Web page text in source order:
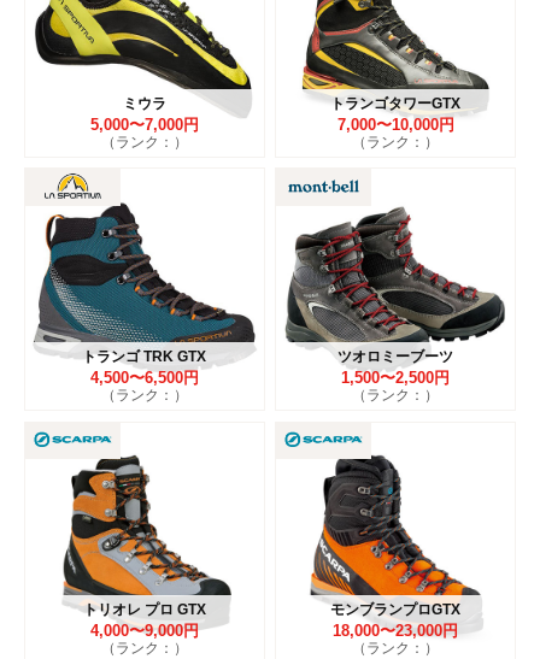
ミウラ
5,000〜7,000円
（ランク：）
トランゴタワーGTX
7,000〜10,000円
（ランク：）
トランゴ TRK GTX
4,500〜6,500円
（ランク：）
ツオロミーブーツ
1,500〜2,500円
（ランク：）
トリオレ プロ GTX
4,000〜9,000円
（ランク：）
モンブランプロGTX
18,000〜23,000円
（ランク：）